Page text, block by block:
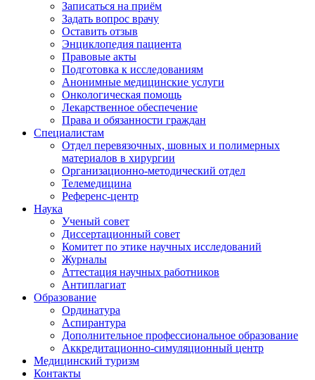
Записаться на приём
Задать вопрос врачу
Оставить отзыв
Энциклопедия пациента
Правовые акты
Подготовка к исследованиям
Анонимные медицинские услуги
Онкологическая помощь
Лекарственное обеспечение
Права и обязанности граждан
Специалистам
Отдел перевязочных, шовных и полимерных
материалов в хирургии
Организационно-методический отдел
Телемедицина
Референс-центр
Наука
Ученый совет
Диссертационный совет
Комитет по этике научных исследований
Журналы
Аттестация научных работников
Антиплагиат
Образование
Ординатура
Аспирантура
Дополнительное профессиональное образование
Аккредитационно-симуляционный центр
Медицинский туризм
Контакты